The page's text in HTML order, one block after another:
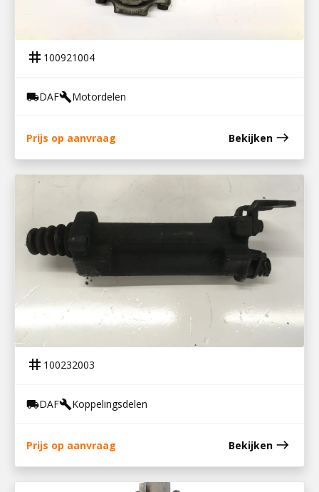
tag 100921004
local_shippingDAFbuildMotordelen
Prijs op aanvraag Bekijken east
100232003
KOPPELINGSBEKRACHTIGER LF55
tag 100232003
local_shippingDAFbuildKoppelingsdelen
Prijs op aanvraag Bekijken east